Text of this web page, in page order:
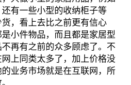
有一些小型的收纳柜子等
，看上去比之前更有信心
小件物品，而且都是家居型
再有之前的众多顾虑了。不
上同类太多了，加上价格没
业务市场就是在互联网，所